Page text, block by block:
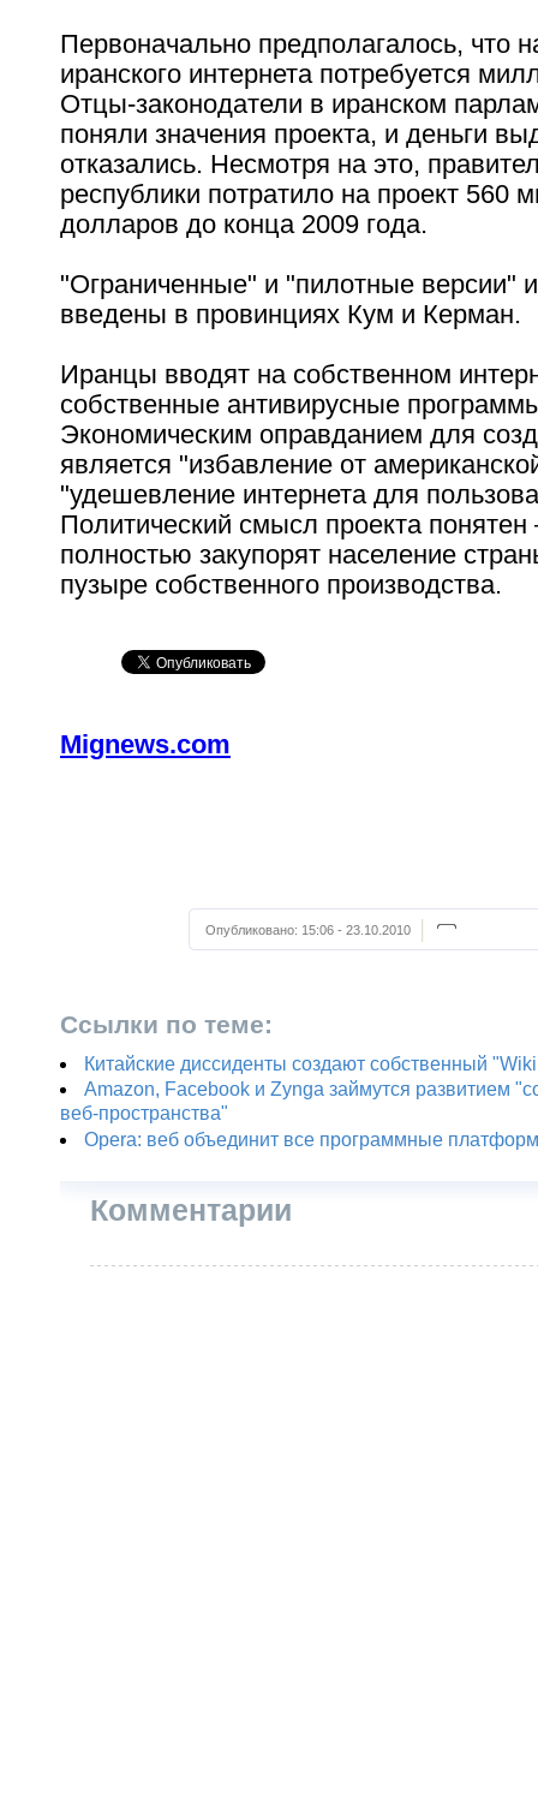
Первоначально предполагалось, что
иранского интернета потребуется
Отцы-законодатели в иранском
поняли значения проекта, и деньги
отказались. Несмотря на это,
республики потратило на проект 560
долларов до конца 2009 года.
"Ограниченные" и "пилотные версии"
введены в провинциях Кум и Керман.
Иранцы вводят на собственном
собственные антивирусные
Экономическим оправданием для
является "избавление от
"удешевление интернета для
Политический смысл проекта понятен
полностью закупорят население
пузыре собственного производства.
Mignews.com
Опубликовано: 15:06 - 23.10.2010
Ссылки по теме:
Китайские диссиденты создают собственный
Amazon, Facebook и Zynga займутся развитием
веб-пространства"
Opera: веб объединит все программные
Комментарии